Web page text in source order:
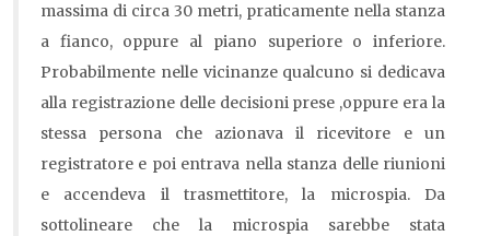
massima di circa 30 metri, praticamente nella stanza
a fianco, oppure al piano superiore o inferiore.
Probabilmente nelle vicinanze qualcuno si dedicava
alla registrazione delle decisioni prese ,oppure era la
stessa persona che azionava il ricevitore e un
registratore e poi entrava nella stanza delle riunioni
e accendeva il trasmettitore, la microspia. Da
sottolineare che la microspia sarebbe stata